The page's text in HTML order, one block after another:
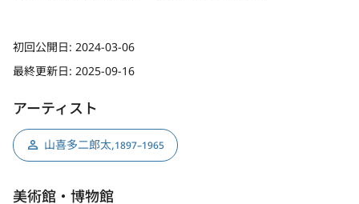
初回公開日: 2024-03-06
最終更新日: 2025-09-16
アーティスト
山喜多二郎太,1897–1965
美術館・博物館